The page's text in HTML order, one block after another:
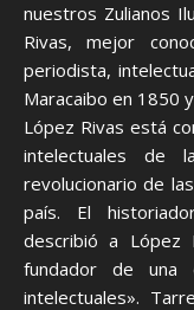
nuestros Zulianos
Rivas, mejor
periodista,
Maracaibo en 1850
López Rivas está
intelectuales de
revolucionario de
país. El
describió a López
fundador de una
intelectuales».